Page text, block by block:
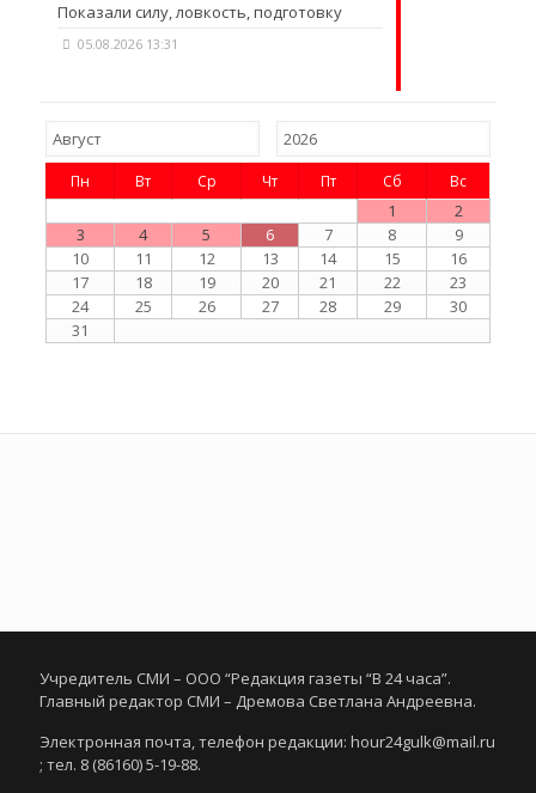
Показали силу, ловкость, подготовку
05.08.2026 13:31
Пн Вт Ср Чт Пт Сб Вс
1
2
3
4 5 6 7 8
9
10
11 12 13 14 15
16
17
18 19 20 21 22
23
24
25 26 27 28 29
30
31
Учредитель СМИ – ООО “Редакция газеты “В 24 часа”.
Главный редактор СМИ – Дремова Светлана Андреевна.
Электронная почта, телефон редакции: hour24gulk@mail.ru
; тел. 8 (86160) 5-19-88.